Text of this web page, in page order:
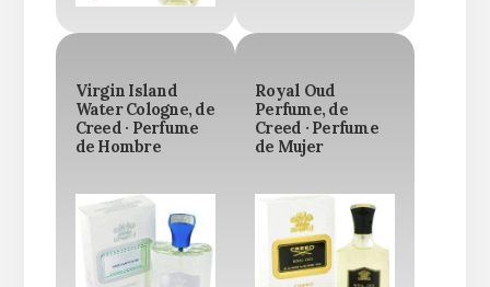
Virgin Island
Water Cologne, de
Creed · Perfume
de Hombre
Royal Oud
Perfume, de
Creed · Perfume
de Mujer